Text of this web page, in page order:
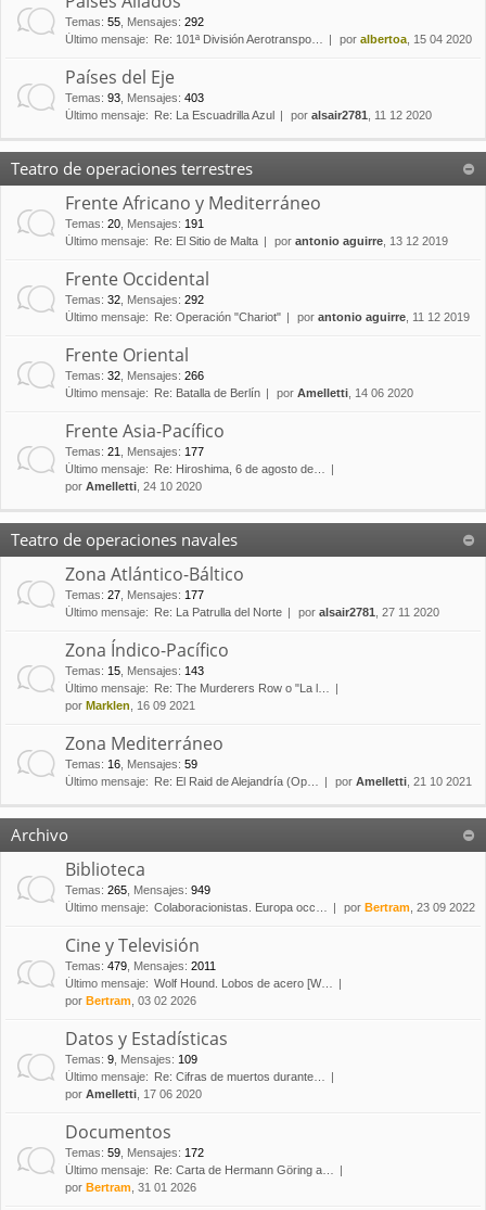
Temas: 55 Mensajes: 292
Último mensaje:
Re: 101ª División Aerotranspo… por albertoa , 15 04 2020
Países del Eje
Temas: 93 Mensajes: 403
Último mensaje:
Re: La Escuadrilla Azul por alsair2781 , 11 12 2020
Teatro de operaciones terrestres
Frente Africano y Mediterráneo
Temas: 20 Mensajes: 191
Último mensaje:
Re: El Sitio de Malta por antonio aguirre , 13 12 2019
Frente Occidental
Temas: 32 Mensajes: 292
Último mensaje:
Re: Operación "Chariot" por antonio aguirre , 11 12 2019
Frente Oriental
Temas: 32 Mensajes: 266
Último mensaje:
Re: Batalla de Berlín por Amelletti , 14 06 2020
Frente Asia-Pacífico
Temas: 21 Mensajes: 177
Último mensaje:
Re: Hiroshima, 6 de agosto de…
por Amelletti , 24 10 2020
Teatro de operaciones navales
Zona Atlántico-Báltico
Temas: 27 Mensajes: 177
Último mensaje:
Re: La Patrulla del Norte por alsair2781 , 27 11 2020
Zona Índico-Pacífico
Temas: 15 Mensajes: 143
Último mensaje:
Re: The Murderers Row o "La l…
por Marklen , 16 09 2021
Zona Mediterráneo
Temas: 16 Mensajes: 59
Último mensaje:
Re: El Raid de Alejandría (Op… por Amelletti , 21 10 2021
Archivo
Biblioteca
Temas: 265 Mensajes: 949
Último mensaje: Colaboracionistas. Europa occ… por Bertram , 23 09 2022
Cine y Televisión
Temas: 479 Mensajes: 2011
Último mensaje: Wolf Hound. Lobos de acero [W…
por Bertram , 03 02 2026
Datos y Estadísticas
Temas: 9 Mensajes: 109
Último mensaje:
Re: Cifras de muertos durante…
por Amelletti , 17 06 2020
Documentos
Temas: 59 Mensajes: 172
Último mensaje:
Re: Carta de Hermann Göring a…
por Bertram , 31 01 2026